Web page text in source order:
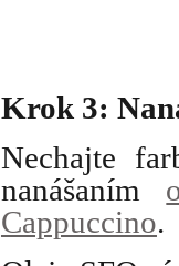
Krok 3:
Nechajte
nanášaním
Cappuccino.